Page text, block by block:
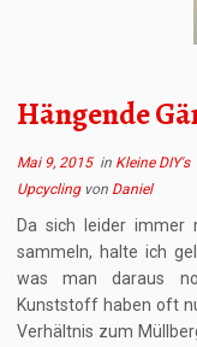
Hängende
Mai 9, 2015in Kleine DIY's
Upcycling von Daniel
Da sich leider immer
sammeln, halte ich
was man daraus
Kunststoff haben oft
Verhältnis zum